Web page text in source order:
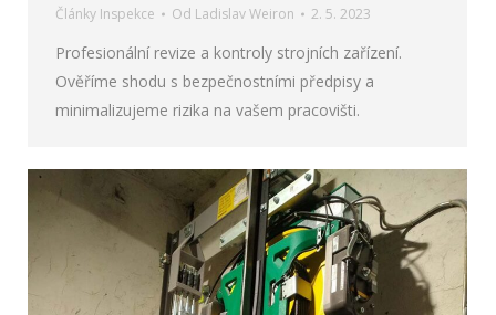
Články Inspekce Od Ladislav Weiron 2. 5. 2023
Profesionální revize a kontroly strojních zařízení.
Ověříme shodu s bezpečnostními předpisy a
minimalizujeme rizika na vašem pracovišti.